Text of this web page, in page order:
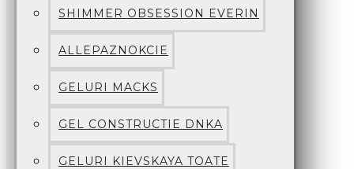
SHIMMER OBSESSION EVERIN
ALLEPAZNOKCIE
GELURI MACKS
GEL CONSTRUCTIE DNKA
GELURI KIEVSKAYA TOATE